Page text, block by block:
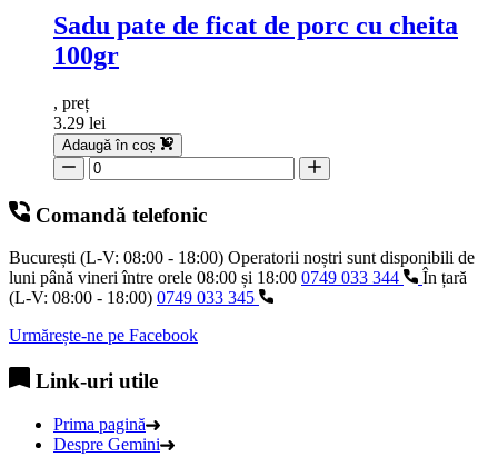
Sadu pate de ficat de porc cu cheita
100gr
, preț
3.29 lei
Adaugă în coș
Comandă telefonic
București (L-V: 08:00 - 18:00) Operatorii noștri sunt disponibili de
luni până vineri între orele 08:00 și 18:00 0749 033 344
În țară
(L-V: 08:00 - 18:00) 0749 033 345
Urmărește-ne pe Facebook
Link-uri utile
Prima pagină
Despre Gemini